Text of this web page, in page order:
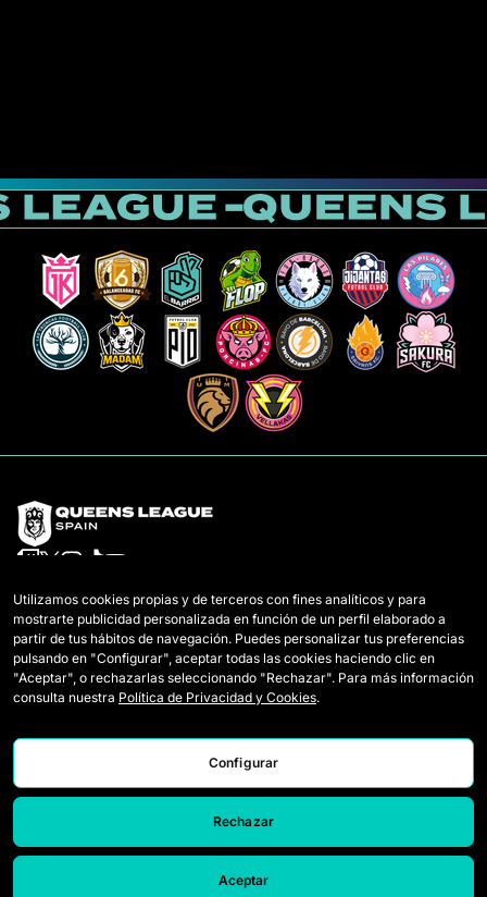
Equipos
Jugadoras Draft
Wildcards
Partidos
Simulador
Mercato
Reglamento
Cómo se juega la Queens
Entradas
Contacto
Trabaja con nosotros
Utilizamos cookies propias y de terceros con fines analíticos y para
mostrarte publicidad personalizada en función de un perfil elaborado a
partir de tus hábitos de navegación. Puedes personalizar tus preferencias
pulsando en "Configurar", aceptar todas las cookies haciendo clic en
"Aceptar", o rechazarlas seleccionando "Rechazar". Para más información
consulta nuestra Política de Privacidad y Cookies.
Configurar
Rechazar
Aceptar